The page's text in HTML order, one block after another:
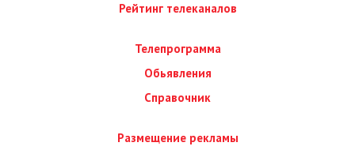
Рейтинг телеканалов
Телепрограмма
Обьявления
Справочник
Размещение рекламы